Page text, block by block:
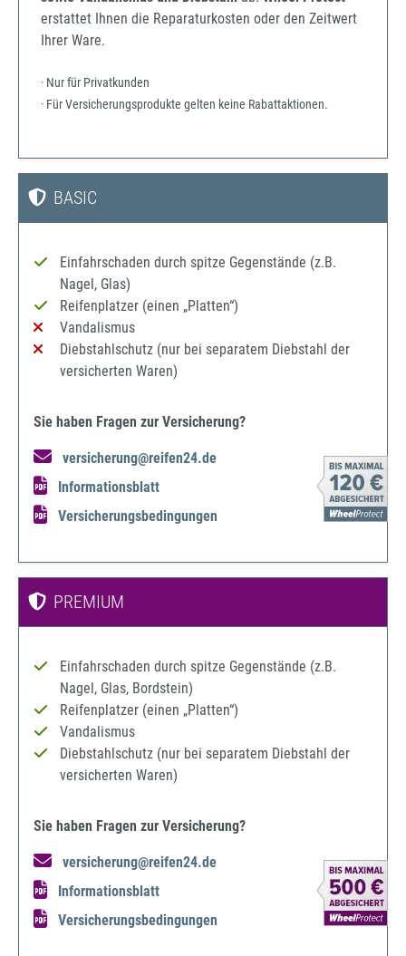
erstattet Ihnen die Reparaturkosten oder den Zeitwert
Ihrer Ware.
· Nur für Privatkunden
· Für Versicherungsprodukte gelten keine Rabattaktionen.
BASIC
Einfahrschaden durch spitze Gegenstände (z.B.
Nagel, Glas)
Reifenplatzer (einen „Platten“)
Vandalismus
Diebstahlschutz (nur bei separatem Diebstahl der
versicherten Waren)
Sie haben Fragen zur Versicherung?
versicherung@reifen24.de
Informationsblatt
Versicherungsbedingungen
PREMIUM
Einfahrschaden durch spitze Gegenstände (z.B.
Nagel, Glas, Bordstein)
Reifenplatzer (einen „Platten“)
Vandalismus
Diebstahlschutz (nur bei separatem Diebstahl der
versicherten Waren)
Sie haben Fragen zur Versicherung?
versicherung@reifen24.de
Informationsblatt
Versicherungsbedingungen